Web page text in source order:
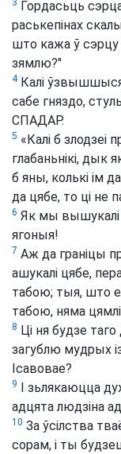
3 Гордасьць
раськепінах
што кажа ў сэрцу
зямлю?"
4Калі ўзвышшыся,
сабе гняздо,
СПАДАР.
5 «Калі б злодзеі
глабаньнікі, дык
б яны, колькі ім
да цябе, то ці не
6 Як мы вышукалі
ягоныя!
7 Аж да граніцы
ашукалі цябе,
табою; тыя, што
табою, няма
8 Ці ня будзе
загублю мудрых
Ісавовае?
9
І зьлякаюцца
адцята людзіна
10 За ўсілства
сорам, і ты